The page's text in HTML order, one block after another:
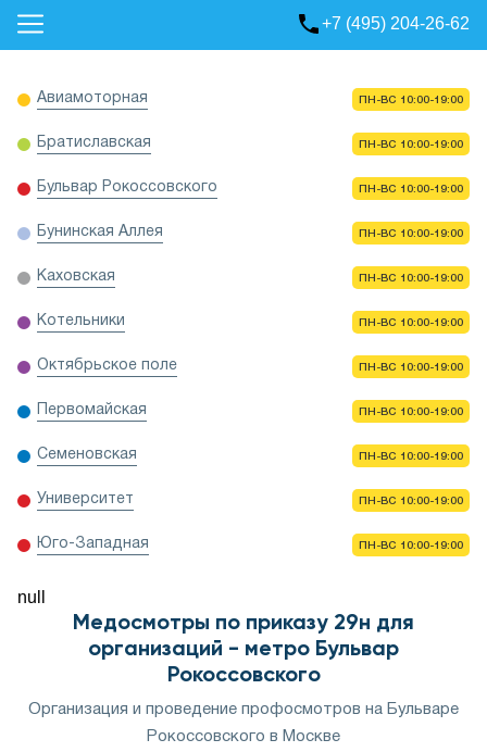
+7 (495) 204-26-62
Авиамоторная ПН-ВС 10:00-19:00
Братиславская ПН-ВС 10:00-19:00
Бульвар Рокоссовского ПН-ВС 10:00-19:00
Бунинская Аллея ПН-ВС 10:00-19:00
Каховская ПН-ВС 10:00-19:00
Котельники ПН-ВС 10:00-19:00
Октябрьское поле ПН-ВС 10:00-19:00
Первомайская ПН-ВС 10:00-19:00
Семеновская ПН-ВС 10:00-19:00
Университет ПН-ВС 10:00-19:00
Юго-Западная ПН-ВС 10:00-19:00
Медосмотры по приказу 29н для
организаций - метро Бульвар
Рокоссовского
Организация и проведение профосмотров на Бульваре
Рокоссовского в Москве
null